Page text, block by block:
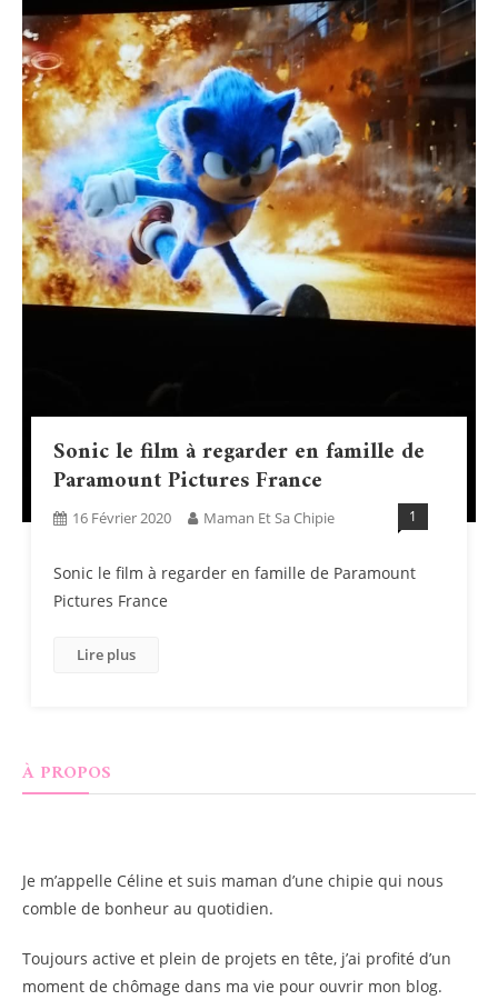
Sonic le film à regarder en famille de
Paramount Pictures France
16 Février 2020 Maman Et Sa Chipie 1
Sonic le film à regarder en famille de Paramount
Pictures France
Lire plus
À PROPOS
Je m’appelle Céline et suis maman d’une chipie qui nous
comble de bonheur au quotidien.
Toujours active et plein de projets en tête, j’ai profité d’un
moment de chômage dans ma vie pour ouvrir mon blog.